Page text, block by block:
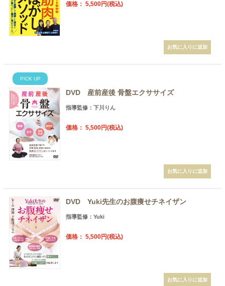
価格： 5,500円(税込)
PICK UP
DVD 産前産後 骨盤エクササイズ
指導監修：下川りん
価格： 5,500円(税込)
DVD Yuki先生のお腹痩せチネイザン
指導監修：Yuki
価格： 5,500円(税込)